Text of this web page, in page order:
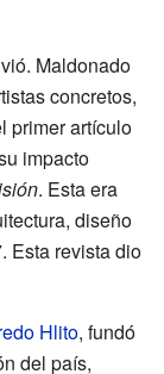
Maldonado
concretos,
primer artículo
impacto
. Esta era
diseño
Esta revista dio
Hlito, fundó
del país,